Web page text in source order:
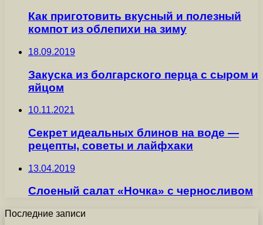
Как приготовить вкусный и полезный
компот из облепихи на зиму
18.09.2019
Закуска из болгарского перца с сыром и
яйцом
10.11.2021
Секрет идеальных блинов на воде —
рецепты, советы и лайфхаки
13.04.2019
Слоеный салат «Ночка» с черносливом
Последние записи